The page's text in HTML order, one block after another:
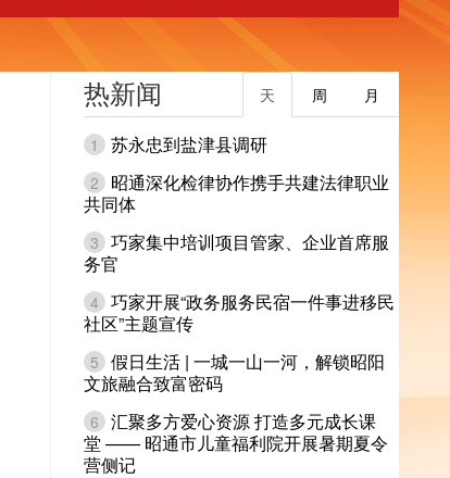
热新闻 月
周
天
1 苏永忠到盐津县调研
2
昭通深化检律协作携手共建法律职业
共同体
3 巧家集中培训项目管家、企业首席服
务官
4 巧家开展“政务服务民宿一件事进移民
社区”主题宣传
5 假日生活 | 一城一山一河，解锁昭阳
文旅融合致富密码
6 汇聚多方爱心资源 打造多元成长课
堂 —— 昭通市儿童福利院开展暑期夏令
营侧记